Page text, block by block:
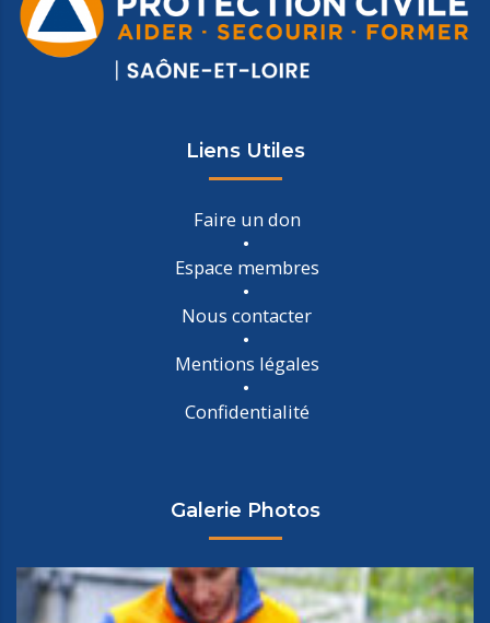
Liens Utiles
Faire un don
Espace membres
Nous contacter
Mentions légales
Confidentialité
Galerie Photos